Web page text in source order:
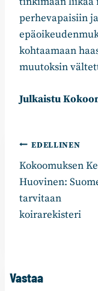
perhevapaisiin
kohtaamaan
muutoksin
Julkaistu
Artikkelien
selaus
EDELLINEN
Kokoomuksen
Huovinen:
tarvitaan
koirarekisteri
Vastaa